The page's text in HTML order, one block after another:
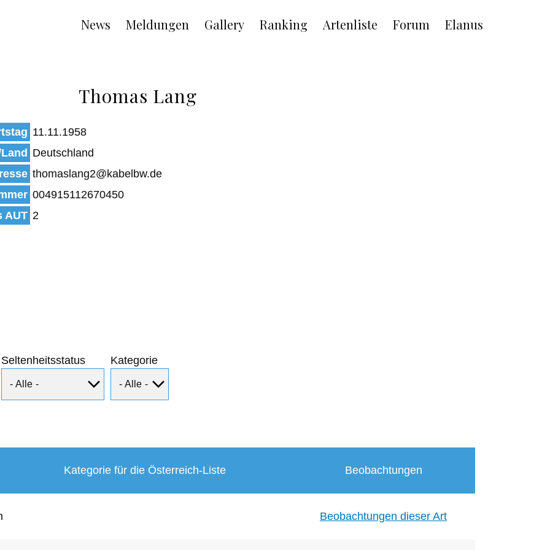
Main
navigation
News Meldungen Gallery Ranking Artenliste Forum Elanus
Thomas Lang
11.11.1958
Deutschland
thomaslang2@kabelbw.de
004915112670450
AUT 2
Seltenheitsstatus Kategorie
Kategorie für die Österreich-Liste Beobachtungen
Beobachtungen dieser Art